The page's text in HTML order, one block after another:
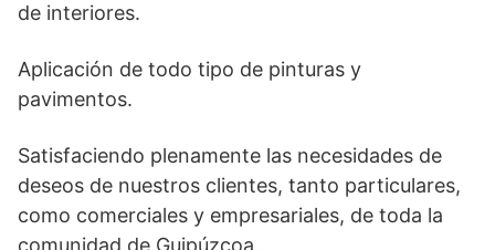
de interiores.
Aplicación de todo tipo de pinturas y
pavimentos.
Satisfaciendo plenamente las necesidades de
deseos de nuestros clientes, tanto particulares,
como comerciales y empresariales, de toda la
comunidad de Guipúzcoa.